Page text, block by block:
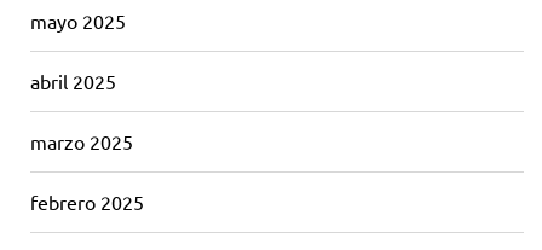
mayo 2025
abril 2025
marzo 2025
febrero 2025